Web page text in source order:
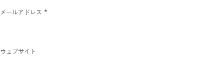
メールアドレス *
ウェブサイト